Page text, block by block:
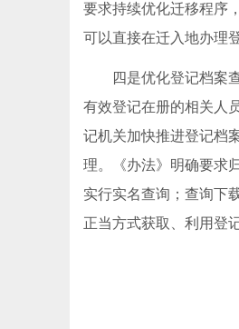
要求持续优化迁移程序
可以直接在迁入地办理
四是优化登记档案
有效登记在册的相关人
记机关加快推进登记档
理。《办法》明确要求
实行实名查询；查询下
正当方式获取、利用登